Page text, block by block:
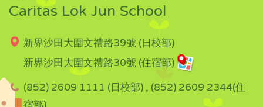
Caritas Lok Jun School
新界沙田大圍文禮路39號 (日校部)
新界沙田大圍文禮路30號 (住宿部)
(852) 2609 1111 (日校部) , (852) 2609 2344(住